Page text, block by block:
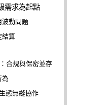
需求為起點
波動問題
結算
合規與保密並存
為
態無縫協作